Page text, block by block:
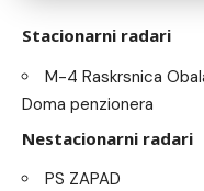
Stacionarni radari
M-4 Raskrsnica
Doma penzionera
Nestacionarni radari
PS ZAPAD